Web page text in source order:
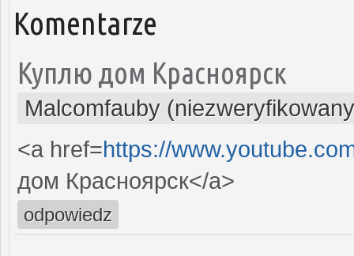
Komentarze
Куплю дом Красноярск
Malcomfauby
<a href=https://
дом Красноярск</a>
odpowiedz